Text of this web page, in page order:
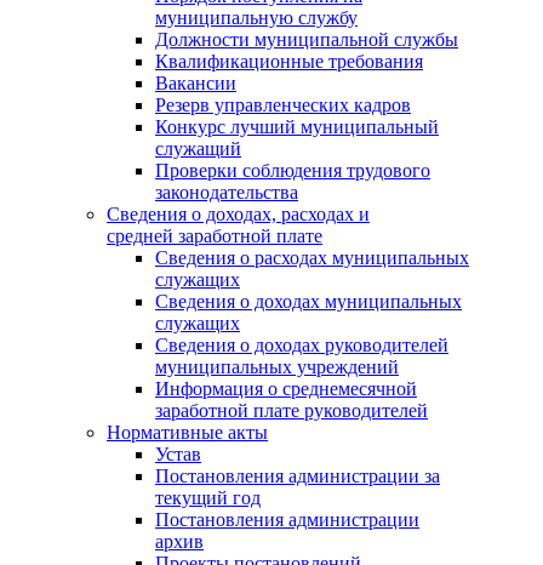
муниципальную службу
Должности муниципальной службы
Квалификационные требования
Вакансии
Резерв управленческих кадров
Конкурс лучший муниципальный
служащий
Проверки соблюдения трудового
законодательства
Сведения о доходах, расходах и
средней заработной плате
Сведения о расходах муниципальных
служащих
Сведения о доходах муниципальных
служащих
Сведения о доходах руководителей
муниципальных учреждений
Информация о среднемесячной
заработной плате руководителей
Нормативные акты
Устав
Постановления администрации за
текущий год
Постановления администрации
архив